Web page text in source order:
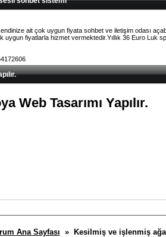
ait çok uygun fiyata sohbet ve iletişim odası
uygun fiyatlarla hizmet vermektedir.Yıllık 36 Euro Luk
Web Tasarımı Yapılır.
Ana Sayfası » Kesilmiş ve işlenmiş